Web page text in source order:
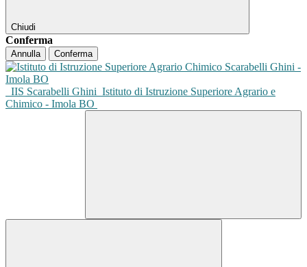
Chiudi
Conferma
Annulla Conferma
IIS Scarabelli Ghini Istituto di Istruzione Superiore Agrario e
Chimico - Imola BO